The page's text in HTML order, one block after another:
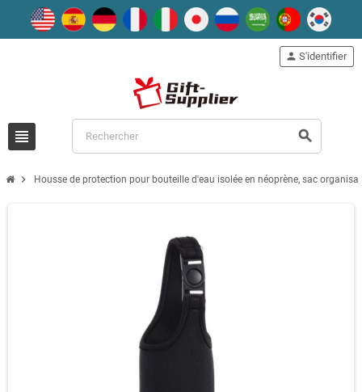
view_headline search
person S'identifier
chevron_right Housse de protection pour bouteille d'eau isolée en néoprène, sac